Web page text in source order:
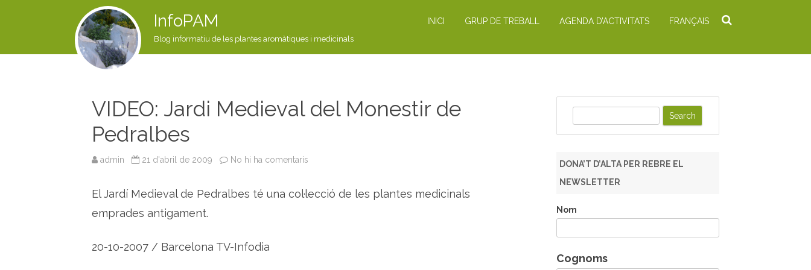
InfoPAM
Blog informatiu de les plantes aromàtiques i medicinals
INICI GRUP DE TREBALL AGENDA D’ACTIVITATS FRANÇAIS
VIDEO: Jardi Medieval del Monestir de
Pedralbes
admin 21 d'abril de 2009 No hi ha comentaris
E
El Jardí Medieval de Pedralbes té una col·lecció de les plantes medicinals
emprades antigament.
20-10-2007 / Barcelona TV-Infodia
h
DONA’T D’ALTA PER REBRE EL
NEWSLETTER
Nom
Cognoms